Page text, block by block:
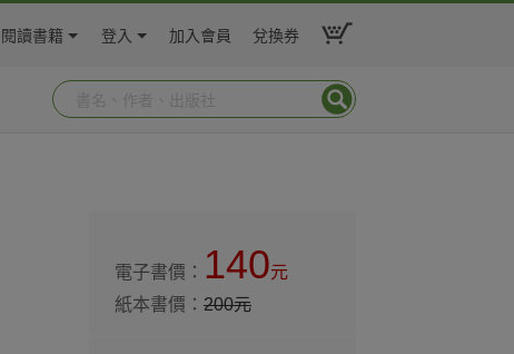
閱讀書籍 登入 加入會員 兌換券
電子書價： 140元
紙本書價：200元